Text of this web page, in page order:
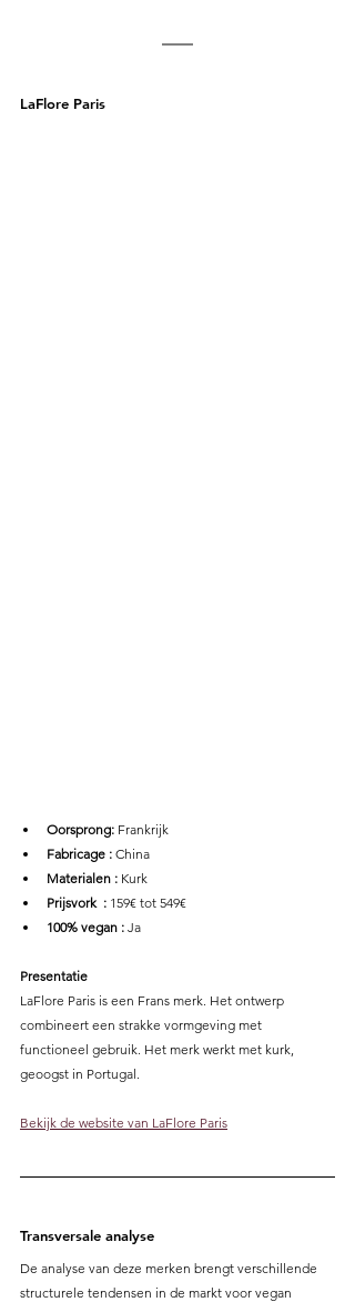
LaFlore Paris
Oorsprong: Frankrijk
Fabricage : China
Materialen : Kurk
Prijsvork  : 159€ tot 549€
100% vegan : Ja
Presentatie
LaFlore Paris is een Frans merk. Het ontwerp
combineert een strakke vormgeving met
functioneel gebruik. Het merk werkt met kurk,
geoogst in Portugal.
Bekijk de website van LaFlore Paris
Transversale analyse
De analyse van deze merken brengt verschillende
structurele tendensen in de markt voor vegan